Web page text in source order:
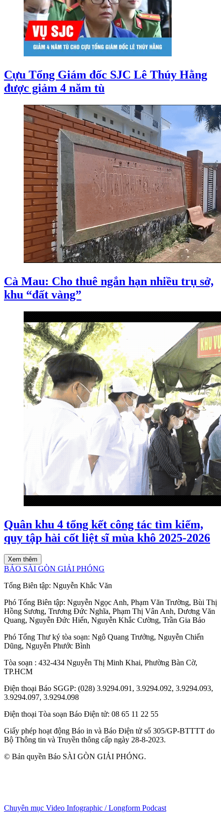
Cựu Tổng Giám đốc SJC Lê Thúy Hằng
được giảm 4 năm tù
Cà Mau: Cho thuê ngắn hạn nhiều trụ sở,
khu “đất vàng”
Quân khu 4 tổng kết công tác tìm kiếm,
quy tập hài cốt liệt sĩ mùa khô 2025-2026
Xem thêm
BÁO SÀI GÒN GIẢI PHÓNG
Tổng Biên tập: Nguyễn Khắc Văn
Phó Tổng Biên tập: Nguyễn Ngọc Anh, Phạm Văn Trường, Bùi Thị
Hồng Sương, Trương Đức Nghĩa, Phạm Thị Vân Anh, Dương Văn
Quang, Nguyễn Đức Hiển, Nguyễn Khắc Cường, Trần Gia Bảo
Phó Tổng Thư ký tòa soạn: Ngô Quang Trưởng, Nguyễn Chiến
Dũng, Nguyễn Phước Bình
Tòa soạn : 432-434 Nguyễn Thị Minh Khai, Phường Bàn Cờ,
TP.HCM
Điện thoại Báo SGGP: (028) 3.9294.091, 3.9294.092, 3.9294.093,
3.9294.097, 3.9294.098
Điện thoại Tòa soạn Báo Điện tử: 08 65 11 22 55
Giấy phép hoạt động Báo in và Báo Điện tử số 305/GP-BTTTT do
Bộ Thông tin và Truyền thông cấp ngày 28-8-2023.
© Bản quyền Báo SÀI GÒN GIẢI PHÓNG.
Chuyên mục Video Infographic / Longform Podcast